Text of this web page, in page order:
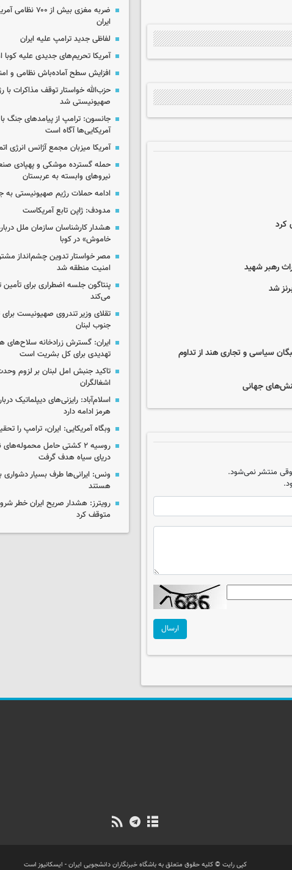
کرد
رهبر شهید
شد
سیاسی و تجاری هند از تداوم
جهانی
منتشر نمی‌شود.
ارسال
ضربه مغزی بیش از
ایران
لفاظی جدید ترامپ علیه ایران
آمریکا تحریم‌های جدیدی علیه کوبا
افزایش سطح آماده‌باش نظامی و
حزب‌الله خواستار توقف مذاکرات با
صهیونیستی شد
جانسون: ترامپ از پیامدهای جنگ با
آمریکایی‌ها آگاه است
آمریکا میزبان مجمع آژانس انرژی
حمله گسترده موشکی و پهپادی
نیروهای وابسته به عربستان
ادامه حملات رژیم صهیونیستی به
مدودف: ژاپن تابع آمریکاست
هشدار کارشناسان سازمان ملل
خاموش» در کوبا
مصر خواستار تدوین چشم‌انداز
امنیت منطقه شد
پنتاگون جلسه اضطراری برای تأمین
می‌کند
تقلای وزیر تندروی صهیونیست
جنوب لبنان
ایران: گسترش زرادخانه سلاح‌های
تهدیدی برای کل بشریت است
تاکید جنبش امل لبنان بر لزوم
اشغالگران
اسلام‌آباد: رایزنی‌های دیپلماتیک
هرمز ادامه دارد
وبگاه آمریکایی: ایران، ترامپ را
روسیه ۲ کشتی حامل
دریای سیاه هدف گرفت
ونس: ایرانی‌ها طرف بسیار دشواری
هستند
رویترز: هشدار صریح ایران خطر
متوقف کرد
کپی رایت © کلیه حقوق متعلق به باشگاه خبرنگاران دانشجویی ایران - ایسکانیوز است